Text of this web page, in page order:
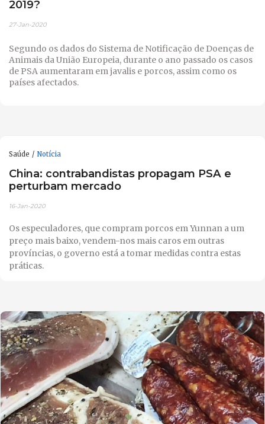
2019?
27-Jan-2020
Segundo os dados do Sistema de Notificação de Doenças de
Animais da União Europeia, durante o ano passado os casos
de PSA aumentaram em javalis e porcos, assim como os
países afectados.
Saúde Notícia
China: contrabandistas propagam PSA e
perturbam mercado
16-Jan-2020
Os especuladores, que compram porcos em Yunnan a um
preço mais baixo, vendem-nos mais caros em outras
províncias, o governo está a tomar medidas contra estas
práticas.